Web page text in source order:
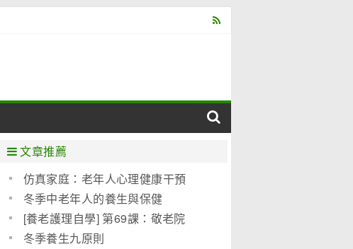
肝病
泌尿科
心血管
文章推薦
仿真家庭：老年人心理健康干預
新模式
冬季中老年人的養生與保健
[養老護理自學] 第69課：敬老院
分級護理標準
冬季養生九原則